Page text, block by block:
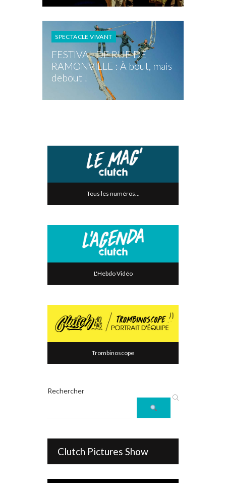
SPECTACLE VIVANT
FESTIVAL DE RUE DE
RAMONVILLE : À bout, mais
debout !
Tous les numéros...
L'Hebdo Vidéo
Trombinoscope
Rechercher
Clutch Pictures Show